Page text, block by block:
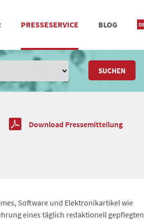
STANDORT & KONTAKT
PRESSESERVICE BLOG
SUCHEN
Download Pressemitteilung
Software und Elektronikartikel wie
eines täglich redaktionell gepflegten